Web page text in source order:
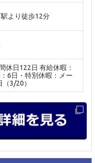
より徒歩12分
休日122日 有給休暇：
6日・特別休暇：メー
3/20）